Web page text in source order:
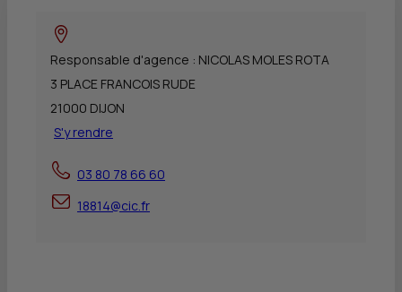
Responsable d'agence : NICOLAS MOLES ROTA
3 PLACE FRANCOIS RUDE
21000 DIJON
S'y rendre
03 80 78 66 60
18814@cic.fr